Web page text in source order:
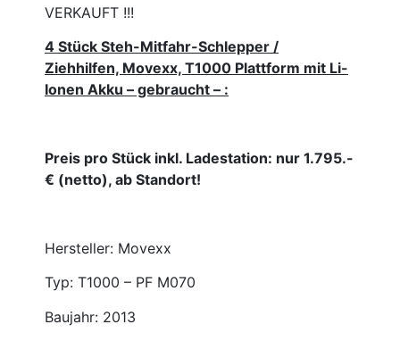
VERKAUFT !!!
4 Stück Steh-Mitfahr-Schlepper /
Ziehhilfen, Movexx, T1000 Plattform mit Li-
Ionen Akku – gebraucht – :
Preis pro Stück inkl. Ladestation: nur 1.795.-
€ (netto), ab Standort!
Hersteller: Movexx
Typ: T1000 – PF M070
Baujahr: 2013